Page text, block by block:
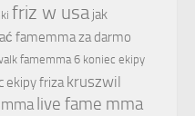
friz w usa jak
famemma za darmo
famemma 6 koniec ekipy
ekipy friza kruszwil
live fame mma